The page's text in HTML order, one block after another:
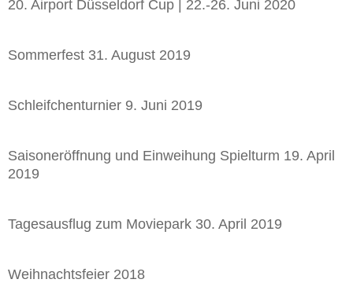
20. Airport Düsseldorf Cup | 22.-26. Juni 2020
Sommerfest 31. August 2019
Schleifchenturnier 9. Juni 2019
Saisoneröffnung und Einweihung Spielturm 19. April
2019
Tagesausflug zum Moviepark 30. April 2019
Weihnachtsfeier 2018